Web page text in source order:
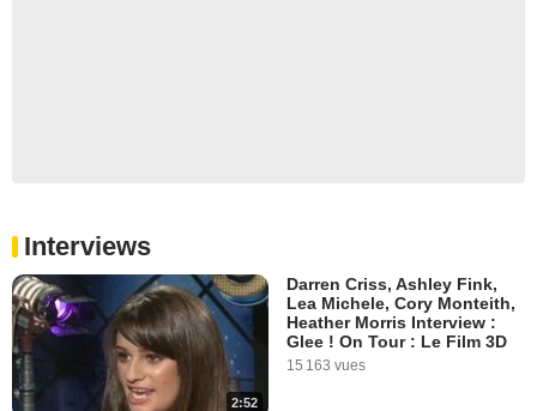
Interviews
2:52
Darren Criss, Ashley Fink,
Lea Michele, Cory Monteith,
Heather Morris Interview :
Glee ! On Tour : Le Film 3D
15 163 vues